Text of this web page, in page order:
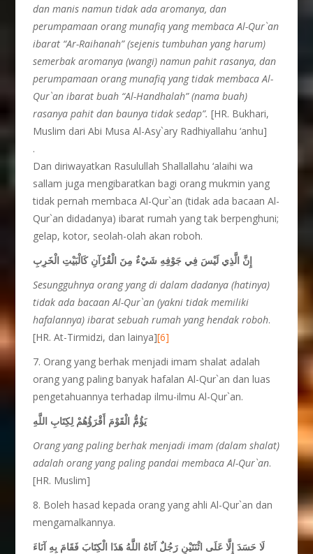
dan manis namun tidak ada aromanya, dan
perumpamaan orang munafiq yang membaca Al-Qur`an
ibarat “Ar-Raihanah” (sejenis tumbuhan yang harum)
semerbak aromanya (wangi) namun pahit rasanya, dan
perumpamaan orang munafiq yang tidak membaca Al-
Qur`an ibarat buah “Al-Handhalah” (nama buah)
rasanya pahit dan baunya tidak sedap”. [HR. Bukhari,
Muslim dari Abi Musa Al-Asy`ary Radhiyallahu ‘anhu]
.
Dan diriwayatkan Rasulullah Shallallahu ‘alaihi wa
sallam juga mengibaratkan bagi orang mukmin yang
tidak pernah membaca Al-Qur`an (tidak ada bacaan Al-
Qur`an didadanya) ibarat rumah yang tak berpenghuni;
gelap, kotor, seolah-olah akan roboh.
إِنَّ الَّذِي لَيْسَ فِي جَوْفِهِ شَيْءٌ مِنَ الْقُرْآنِ كَالْبَيْتِ الْخَرِبِ
Sesungguhnya orang yang di dalam dadanya (hatinya)
tidak ada bacaan Al-Qur`an (yakni tidak memiliki
hafalannya) ibarat sebuah rumah yang hendak roboh.
[HR. At-Tirmidzi, dan lainya][6]
7. Orang yang berhak menjadi imam shalat adalah
orang yang paling banyak hafalan Al-Qur`an dan luas
pengetahuannya terhadap ilmu-ilmu Al-Qur`an.
يَؤُمُّ الْقَوْمَ أَقْرَؤُهُمْ لِكِتَابِ اللَّهِ
Orang yang paling berhak menjadi imam (dalam shalat)
adalah orang yang paling pandai membaca Al-Qur`an.
[HR. Muslim]
8. Boleh hasad kepada orang yang ahli Al-Qur`an dan
mengamalkannya.
لَا حَسَدَ إِلَّا عَلَى اثْنَتَيْنِ رَجُلٌ آتَاهُ اللَّهُ هَذَا الْكِتَابَ فَقَامَ بِهِ آنَاءَ